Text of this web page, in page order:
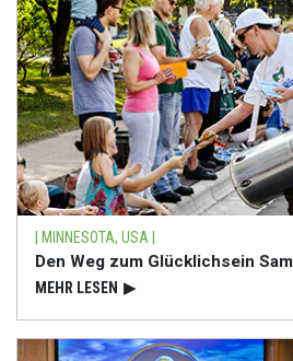
| MINNESOTA, USA |
Den Weg zum Glücklichsein
MEHR LESEN ▶